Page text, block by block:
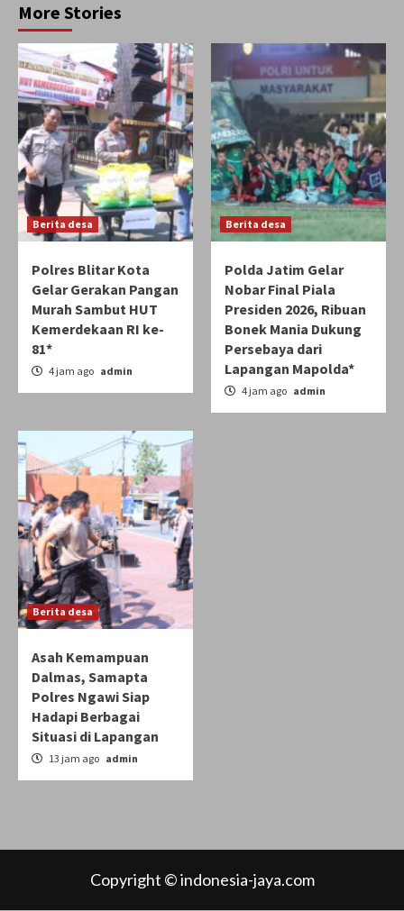
More Stories
Berita desa
Polres Blitar Kota
Gelar Gerakan Pangan
Murah Sambut HUT
Kemerdekaan RI ke-
81*
4 jam ago admin
Berita desa
Polda Jatim Gelar
Nobar Final Piala
Presiden 2026, Ribuan
Bonek Mania Dukung
Persebaya dari
Lapangan Mapolda*
4 jam ago admin
Berita desa
Asah Kemampuan
Dalmas, Samapta
Polres Ngawi Siap
Hadapi Berbagai
Situasi di Lapangan
13 jam ago admin
Copyright © indonesia-jaya.com